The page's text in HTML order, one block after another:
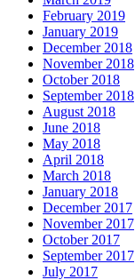
February 2019
January 2019
December 2018
November 2018
October 2018
September 2018
August 2018
June 2018
May 2018
April 2018
March 2018
January 2018
December 2017
November 2017
October 2017
September 2017
July 2017